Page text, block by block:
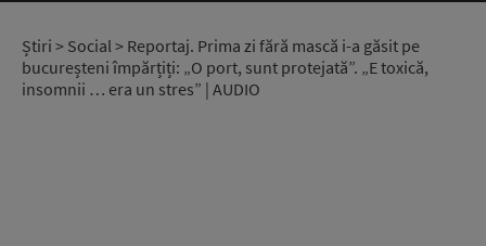
Știri > Social> Reportaj. Prima zi fără mască i-a găsit pe
bucureșteni împărțiți: „O port, sunt protejată”. „E toxică,
insomnii … era un stres” | AUDIO
RADIO
CONCURSURI